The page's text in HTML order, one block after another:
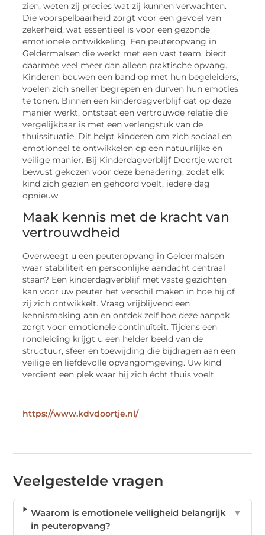
zien, weten zij precies wat zij kunnen verwachten.
Die voorspelbaarheid zorgt voor een gevoel van
zekerheid, wat essentieel is voor een gezonde
emotionele ontwikkeling. Een peuteropvang in
Geldermalsen die werkt met een vast team, biedt
daarmee veel meer dan alleen praktische opvang.
Kinderen bouwen een band op met hun begeleiders,
voelen zich sneller begrepen en durven hun emoties
te tonen. Binnen een kinderdagverblijf dat op deze
manier werkt, ontstaat een vertrouwde relatie die
vergelijkbaar is met een verlengstuk van de
thuissituatie. Dit helpt kinderen om zich sociaal en
emotioneel te ontwikkelen op een natuurlijke en
veilige manier. Bij Kinderdagverblijf Doortje wordt
bewust gekozen voor deze benadering, zodat elk
kind zich gezien en gehoord voelt, iedere dag
opnieuw.
Maak kennis met de kracht van
vertrouwdheid
Overweegt u een peuteropvang in Geldermalsen
waar stabiliteit en persoonlijke aandacht centraal
staan? Een kinderdagverblijf met vaste gezichten
kan voor uw peuter het verschil maken in hoe hij of
zij zich ontwikkelt. Vraag vrijblijvend een
kennismaking aan en ontdek zelf hoe deze aanpak
zorgt voor emotionele continuïteit. Tijdens een
rondleiding krijgt u een helder beeld van de
structuur, sfeer en toewijding die bijdragen aan een
veilige en liefdevolle opvangomgeving. Uw kind
verdient een plek waar hij zich écht thuis voelt.
https://www.kdvdoortje.nl/
Veelgestelde vragen
Waarom is emotionele veiligheid belangrijk
in peuteropvang?
▼